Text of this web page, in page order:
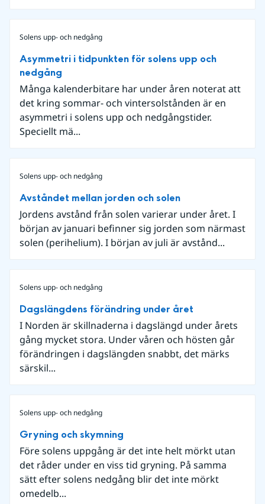
Solens upp- och nedgång
Asymmetri i tidpunkten för solens upp och
nedgång
Många kalenderbitare har under åren noterat att
det kring sommar- och vintersolstånden är en
asymmetri i solens upp och nedgångstider.
Speciellt mä...
Solens upp- och nedgång
Avståndet mellan jorden och solen
Jordens avstånd från solen varierar under året. I
början av januari befinner sig jorden som närmast
solen (perihelium). I början av juli är avstånd...
Solens upp- och nedgång
Dagslängdens förändring under året
I Norden är skillnaderna i dagslängd under årets
gång mycket stora. Under våren och hösten går
förändringen i dagslängden snabbt, det märks
särskil...
Solens upp- och nedgång
Gryning och skymning
Före solens uppgång är det inte helt mörkt utan
det råder under en viss tid gryning. På samma
sätt efter solens nedgång blir det inte mörkt
omedelb...